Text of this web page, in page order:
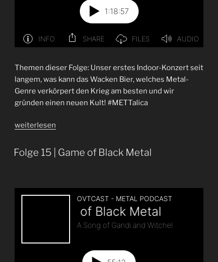
Themen dieser Folge: Unser erstes Indoor-Konzert seit
langem, was kann das Wacken Bier, welches Metal-
Genre verkörpert den Krieg am besten und wir
gründen einen neuen Kult! #METTalica
„Folge
|
Frechlachs
Else
weiterlesen
Folge 15 | Game of Black Metal